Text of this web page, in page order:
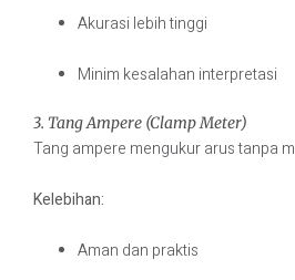
Akurasi lebih tinggi
Minim kesalahan interpretasi
3. Tang Ampere (Clamp Meter)
Tang ampere mengukur arus tanpa
Kelebihan:
Aman dan praktis